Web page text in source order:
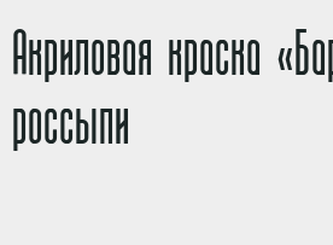
Акриловая краска
россыпи